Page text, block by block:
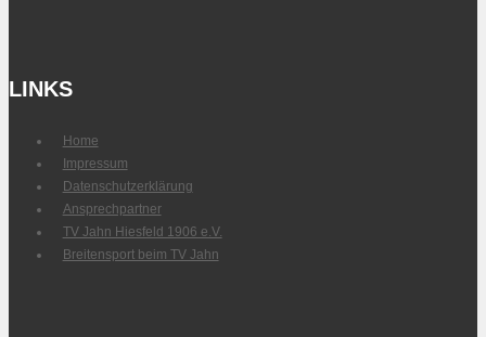
LINKS
Home
Impressum
Datenschutz­erklärung
Ansprechpartner
TV Jahn Hiesfeld 1906 e.V.
Breitensport beim TV Jahn